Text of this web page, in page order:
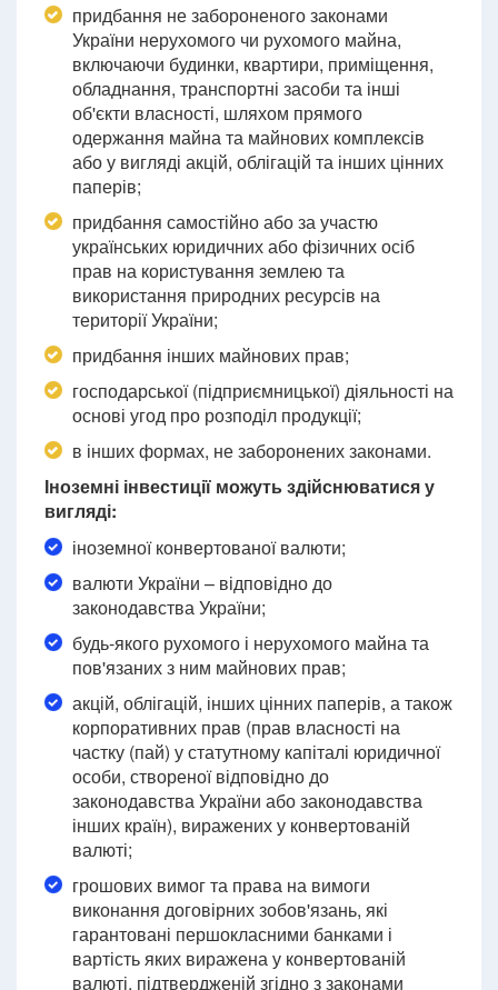
придбання не забороненого законами
України нерухомого чи рухомого майна,
включаючи будинки, квартири, приміщення,
обладнання, транспортні засоби та інші
об'єкти власності, шляхом прямого
одержання майна та майнових комплексів
або у вигляді акцій, облігацій та інших цінних
паперів;
придбання самостійно або за участю
українських юридичних або фізичних осіб
прав на користування землею та
використання природних ресурсів на
території України;
придбання інших майнових прав;
господарської (підприємницької) діяльності на
основі угод про розподіл продукції;
в інших формах, не заборонених законами.
Іноземні інвестиції можуть здійснюватися у
вигляді:
іноземної конвертованої валюти;
валюти України – відповідно до
законодавства України;
будь-якого рухомого і нерухомого майна та
пов'язаних з ним майнових прав;
акцій, облігацій, інших цінних паперів, а також
корпоративних прав (прав власності на
частку (пай) у статутному капіталі юридичної
особи, створеної відповідно до
законодавства України або законодавства
інших країн), виражених у конвертованій
валюті;
грошових вимог та права на вимоги
виконання договірних зобов'язань, які
гарантовані першокласними банками і
вартість яких виражена у конвертованій
валюті, підтвердженій згідно з законами